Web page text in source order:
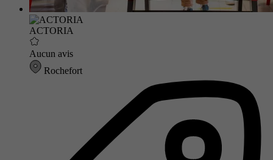
ACTORIA
Aucun avis
Rochefort